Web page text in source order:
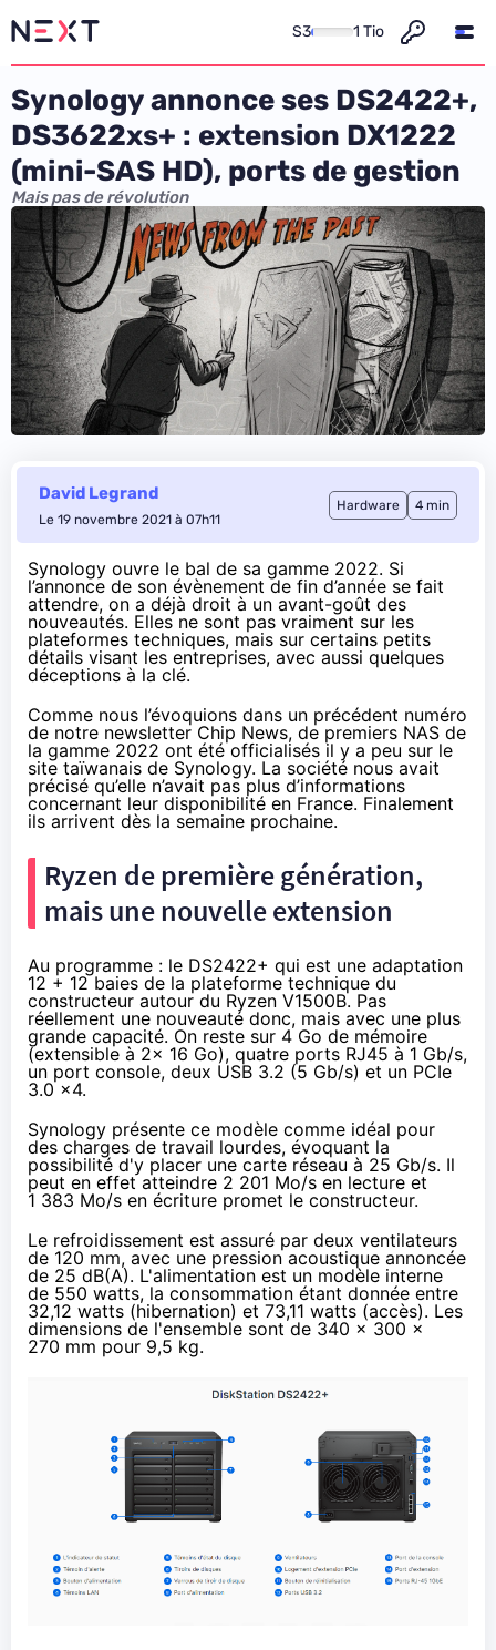
S3 1 Tio
Synology annonce ses DS2422+,
DS3622xs+ : extension DX1222
(mini-SAS HD), ports de gestion
Mais pas de révolution
David Legrand
Le 19 novembre 2021 à 07h11
Hardware 4 min
Synology ouvre le bal de sa gamme 2022. Si
l’annonce de son évènement de fin d’année se fait
attendre, on a déjà droit à un avant-goût des
nouveautés. Elles ne sont pas vraiment sur les
plateformes techniques, mais sur certains petits
détails visant les entreprises, avec aussi quelques
déceptions à la clé.
Comme nous l’évoquions dans un précédent numéro
de notre newsletter Chip News, de premiers NAS de
la gamme 2022 ont été officialisés il y a peu sur le
site taïwanais de Synology. La société nous avait
précisé qu’elle n’avait pas plus d’informations
concernant leur disponibilité en France. Finalement
ils arrivent dès la semaine prochaine.
Ryzen de première génération,
mais une nouvelle extension
Au programme : le DS2422+ qui est une adaptation
12 + 12 baies de la plateforme technique du
constructeur autour du Ryzen V1500B. Pas
réellement une nouveauté donc, mais avec une plus
grande capacité. On reste sur 4 Go de mémoire
(extensible à 2x 16 Go), quatre ports RJ45 à 1 Gb/s,
un port console, deux USB 3.2 (5 Gb/s) et un PCIe
3.0 x4.
Synology présente ce modèle comme idéal pour
des charges de travail lourdes, évoquant la
possibilité d'y placer une carte réseau à 25 Gb/s. Il
peut en effet atteindre 2 201 Mo/s en lecture et
1 383 Mo/s en écriture promet le constructeur.
Le refroidissement est assuré par deux ventilateurs
de 120 mm, avec une pression acoustique annoncée
de 25 dB(A). L'alimentation est un modèle interne
de 550 watts, la consommation étant donnée entre
32,12 watts (hibernation) et 73,11 watts (accès). Les
dimensions de l'ensemble sont de 340 x 300 x
270 mm pour 9,5 kg.